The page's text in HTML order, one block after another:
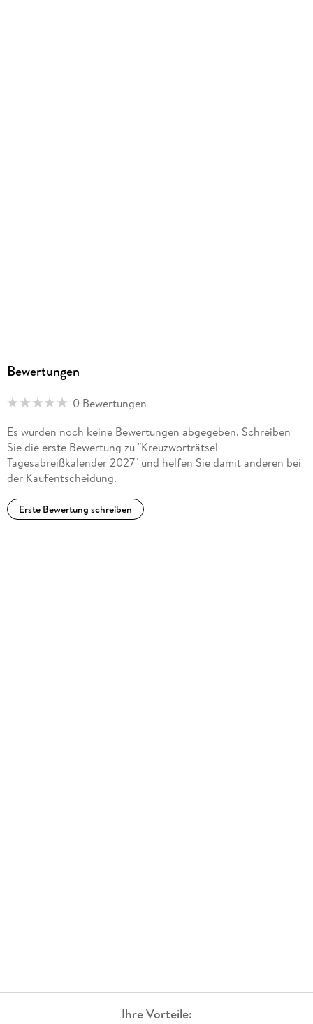
Bewertungen
0 Bewertungen
Es wurden noch keine Bewertungen abgegeben. Schreiben
Sie die erste Bewertung zu "Kreuzworträtsel
Tagesabreißkalender 2027" und helfen Sie damit anderen bei
der Kaufentscheidung.
Erste Bewertung schreiben
Ihre Vorteile: